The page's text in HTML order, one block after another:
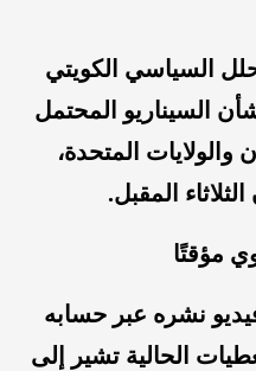
السياسي الكويتي
السيناريو المحتمل
والولايات المتحدة،
المقبل.
مؤقتًا
نشره عبر حسابه
الحالية تشير إلى